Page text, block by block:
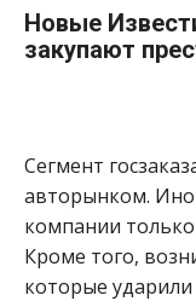
Новые
закупают
Сегмент
авторынком.
компании
Кроме того,
которые